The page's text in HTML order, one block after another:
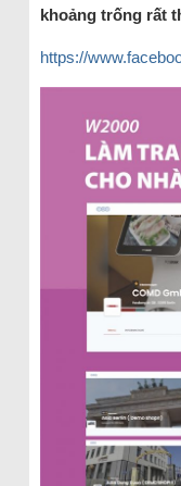
khoảng trống rất
https://